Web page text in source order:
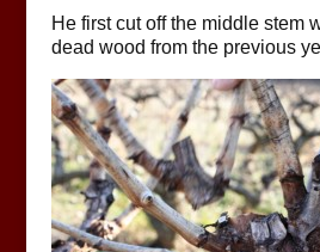
He first cut off the middle stem
dead wood from the previous